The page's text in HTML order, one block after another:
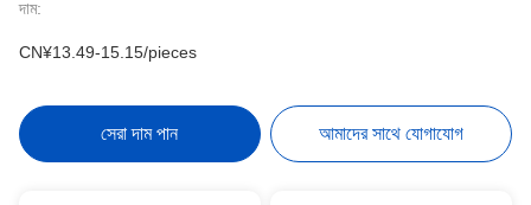
দাম:
CN¥13.49-15.15/pieces
সেরা দাম পান আমাদের সাথে যোগাযোগ